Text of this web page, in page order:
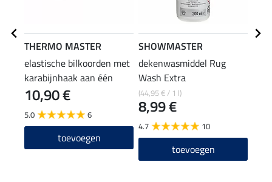
THERMO MASTER
elastische bilkoorden met
karabijnhaak aan één
zijde
10,90 €
5.0 6
toevoegen
SHOWMASTER
dekenwasmiddel Rug
Wash Extra
(44,95 € / 1 l)
8,99 €
4.7 10
toevoegen